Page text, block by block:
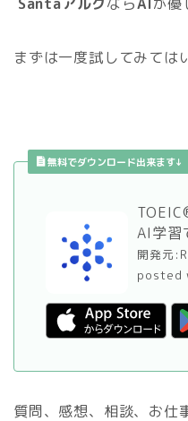
まずは一度試してみては
無料でダウンロード出来ます↓
AI学習
開発元:
posted
質問、感想、相談、お仕